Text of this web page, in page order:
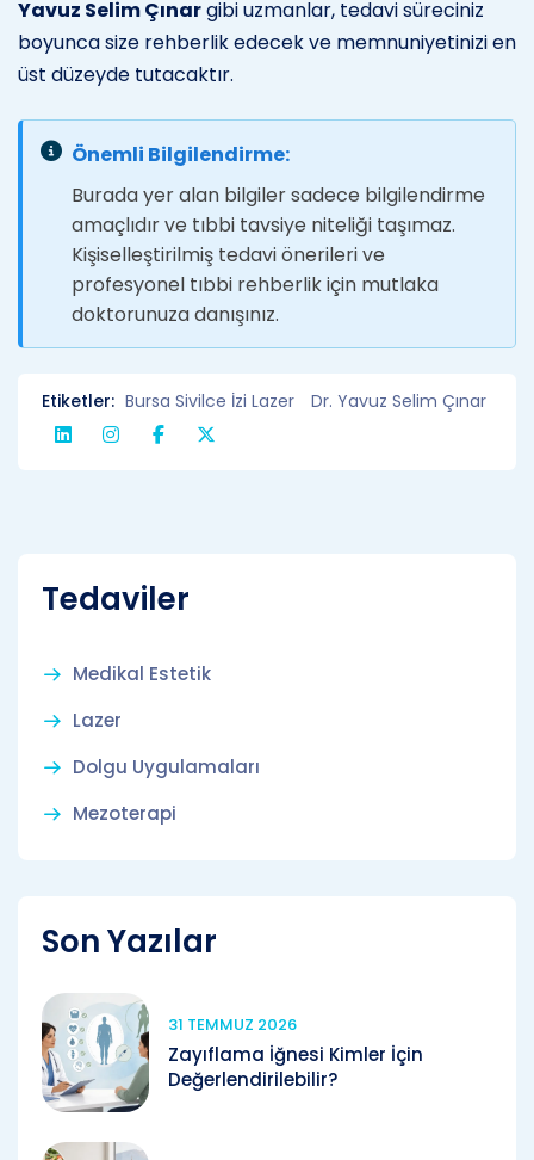
Yavuz Selim Çınargibi uzmanlar, tedavi süreciniz
boyunca size rehberlik edecek ve memnuniyetinizi en
üst düzeyde tutacaktır.
Önemli Bilgilendirme:
Burada yer alan bilgiler sadece bilgilendirme
amaçlıdır ve tıbbi tavsiye niteliği taşımaz.
Kişiselleştirilmiş tedavi önerileri ve
profesyonel tıbbi rehberlik için mutlaka
doktorunuza danışınız.
Etiketler: Bursa Sivilce İzi Lazer Dr. Yavuz Selim Çınar
Tedaviler
Medikal Estetik
Lazer
Dolgu Uygulamaları
Mezoterapi
Son Yazılar
31 TEMMUZ 2026
Zayıflama İğnesi Kimler İçin
Değerlendirilebilir?